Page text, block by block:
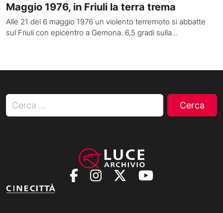
Maggio 1976, in Friuli la terra trema
Alle 21 del 6 maggio 1976 un violento terremoto si abbatte
sul Friuli con epicentro a Gemona. 6,5 gradi sulla…
Ricerca per: